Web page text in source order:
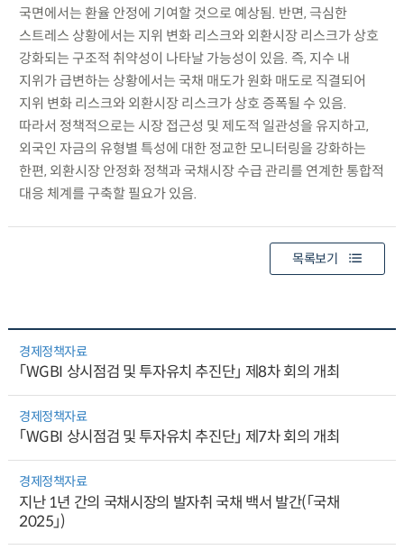
국면에서는 환율 안정에 기여할 것으로 예상됨. 반면, 극심한
스트레스 상황에서는 지위 변화 리스크와 외환시장 리스크가 상호
강화되는 구조적 취약성이 나타날 가능성이 있음. 즉, 지수 내
지위가 급변하는 상황에서는 국채 매도가 원화 매도로 직결되어
지위 변화 리스크와 외환시장 리스크가 상호 증폭될 수 있음.
따라서 정책적으로는 시장 접근성 및 제도적 일관성을 유지하고,
외국인 자금의 유형별 특성에 대한 정교한 모니터링을 강화하는
한편, 외환시장 안정화 정책과 국채시장 수급 관리를 연계한 통합적
대응 체계를 구축할 필요가 있음.
목록보기
경제정책자료
「WGBI 상시점검 및 투자유치 추진단」 제8차 회의 개최
경제정책자료
「WGBI 상시점검 및 투자유치 추진단」 제7차 회의 개최
경제정책자료
지난 1년 간의 국채시장의 발자취 국채 백서 발간(「국채
2025」)